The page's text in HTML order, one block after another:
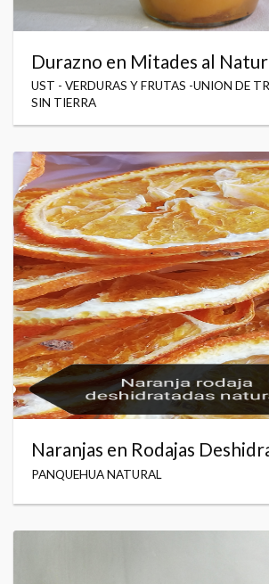
Durazno en Mitades al
UST - VERDURAS Y FRUTAS -UNION DE
SIN TIERRA
Naranjas en Rodajas
PANQUEHUA NATURAL